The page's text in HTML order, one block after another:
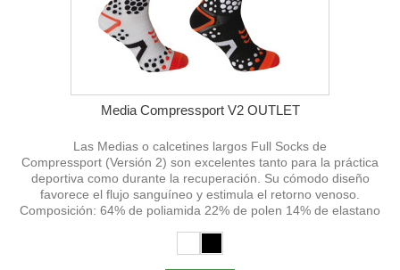
Media Compressport V2 OUTLET
Las Medias o calcetines largos Full Socks de
Compressport (Versión 2) son excelentes tanto para la práctica
deportiva como durante la recuperación. Su cómodo diseño
favorece el flujo sanguíneo y estimula el retorno venoso.
Composición: 64% de poliamida 22% de polen 14% de elastano